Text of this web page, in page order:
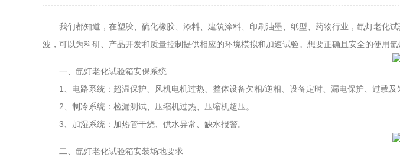
我们都知道，在塑胶、硫化橡胶、漆料、建筑涂料、印刷油墨、纸型、药物行业，氙灯老化
波，可以为科研、产品开发和质量控制提供相应的环境模拟和加速试验。想要正确且安全的使用
一、氙灯老化试验箱安保系统
1、电路系统：超温保护、风机电机过热、整体设备欠相/逆相、设备定时、漏电保护、过载及
2、制冷系统：检漏测试、压缩机过热、压缩机超压。
3、加湿系统：加热管干烧、供水异常、缺水报警。
二、氙灯老化试验箱安装场地要求